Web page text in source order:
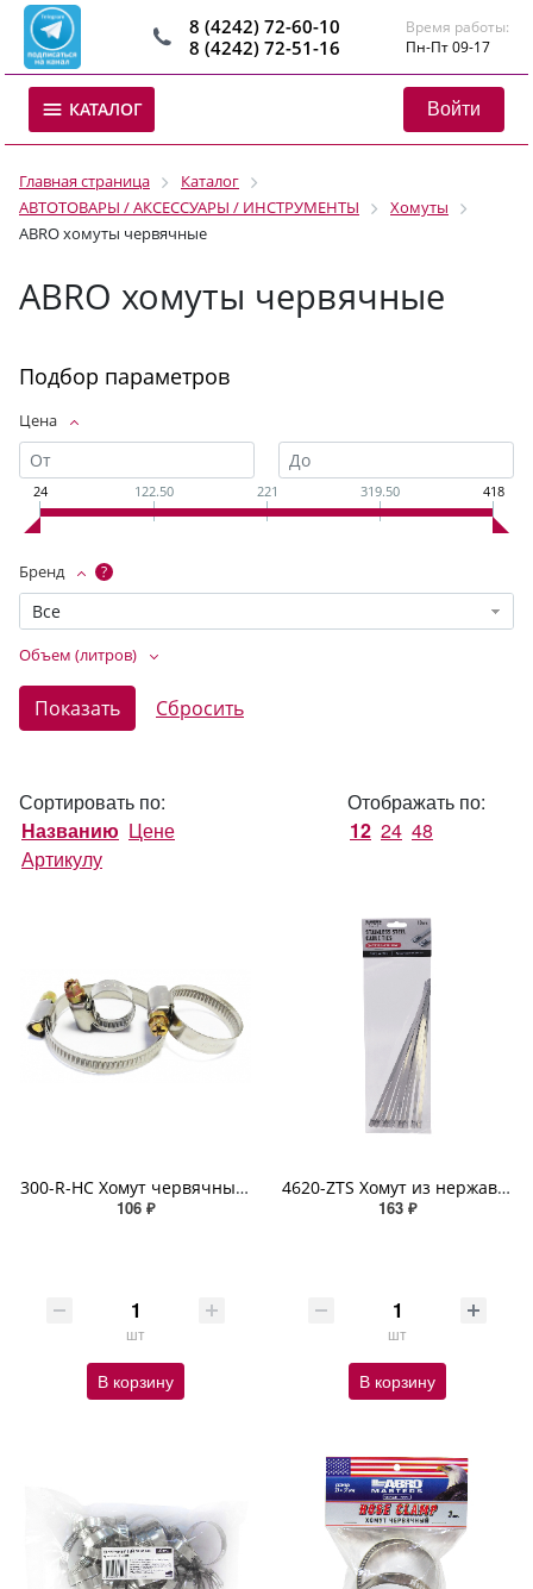
8 (4242) 72-60-10
8 (4242) 72-51-16
Время работы:
Пн-Пт 09-17
КАТАЛОГ Войти
Главная страница
Каталог
АВТОТОВАРЫ / АКСЕССУАРЫ / ИНСТРУМЕНТЫ
Хомуты
ABRO хомуты червячные
ABRO хомуты червячные
Подбор параметров
Цена
24 122.50 221 319.50 418
Бренд ?
Все
Объем (литров)
Сортировать по:
Названию Цене
Артикулу
Отображать по:
12 24 48
300-R-HC Хомут червячный (10-16 мм х 1 шт, 20-32 мм х 1 шт, 32-50 мм х 1 шт) ABRO
106 ₽
шт
В корзину
4620-ZTS Хомут из нержавеющей стали (4,6 мм х 200 мм х 10 шт) ABRO MASTERS
163 ₽
шт
В корзину